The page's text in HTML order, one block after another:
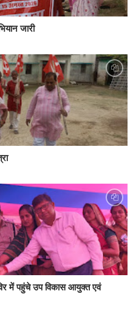
जारी
में पहुंचे उप विकास आयुक्त एवं